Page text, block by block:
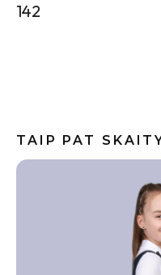
142
TAIP PAT
Braškių sodinimas
nepraleiskite šių